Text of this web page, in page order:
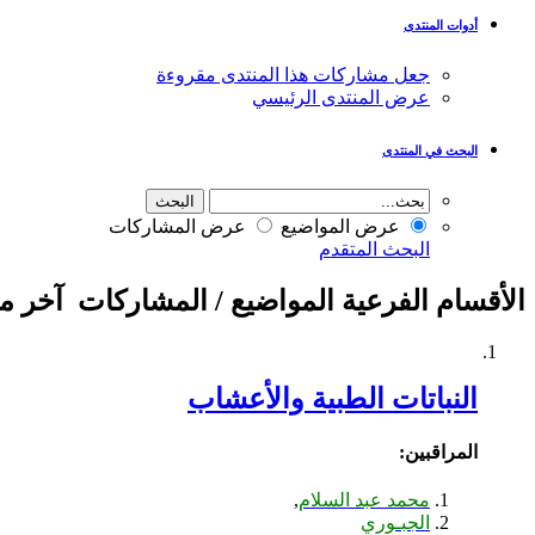
أدوات المنتدى
جعل مشاركات هذا المنتدى مقروءة
عرض المنتدى الرئيسي
البحث في المنتدى
عرض المواضيع
عرض المشاركات
البحث المتقدم
الأقسام الفرعية المواضيع / المشاركات آخر
النباتات الطبية والأعشاب
المراقبين:
محمد عبد السلام,
الجبـوري